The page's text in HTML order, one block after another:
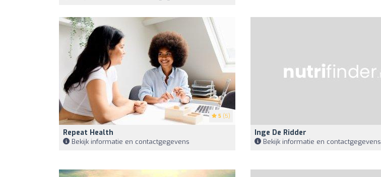
5 (5)
Repeat Health
Bekijk informatie en contactgegevens
Inge De Ridder
Bekijk informatie en contactgegevens